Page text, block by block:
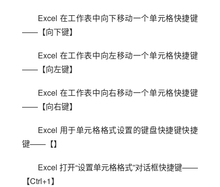
Excel 在工作表中向下移动一个单元格快捷键
——【向下键】
Excel 在工作表中向左移动一个单元格快捷键
——【向左键】
Excel 在工作表中向右移动一个单元格快捷键
——【向右键】
Excel 用于单元格格式设置的键盘快捷键快捷
键——【】
Excel 打开“设置单元格格式”对话框快捷键——
【Ctrl+1】